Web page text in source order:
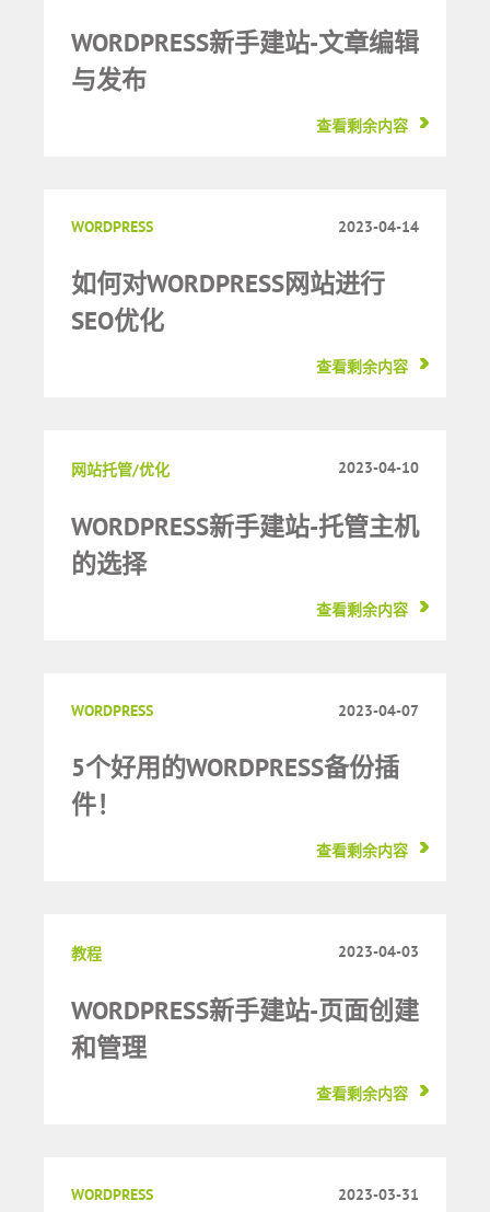
WORDPRESS新手建站-文章编辑
与发布
查看剩余内容
WORDPRESS 2023-04-14
如何对WORDPRESS网站进行
SEO优化
查看剩余内容
网站托管/优化 2023-04-10
WORDPRESS新手建站-托管主机
的选择
查看剩余内容
WORDPRESS 2023-04-07
5个好用的WORDPRESS备份插
件！
查看剩余内容
教程 2023-04-03
WORDPRESS新手建站-页面创建
和管理
查看剩余内容
WORDPRESS 2023-03-31